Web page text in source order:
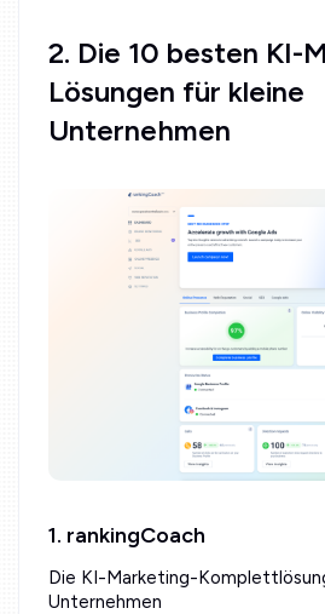
2. Die 10 besten KI-
Lösungen für kleine
Unternehmen
1. rankingCoach
Die KI-Marketing-
Unternehmen